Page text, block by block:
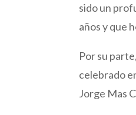
sido un
años y que
Por su
celebrado
Jorge Mas